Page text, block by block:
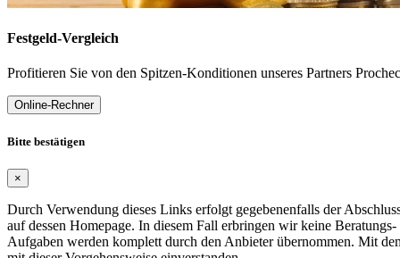
Festgeld-Vergleich
Profitieren Sie von den Spitzen-Konditionen unseres Partners
Online-Rechner
Bitte bestätigen
×
Durch Verwendung dieses Links erfolgt gegebenenfalls der
auf dessen Homepage. In diesem Fall erbringen wir keine
Aufgaben werden komplett durch den Anbieter übernommen. Mit